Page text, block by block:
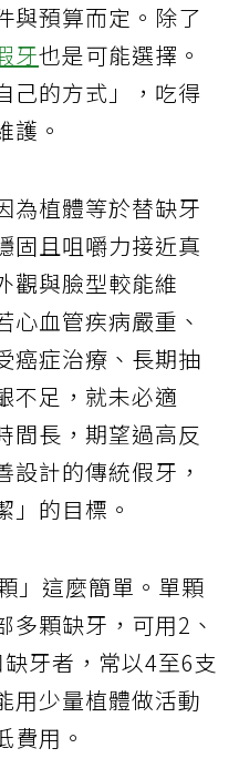
與預算而定。除了
牙也是可能選擇。
己的方式」，吃得
護。
為植體等於替缺牙
固且咀嚼力接近真
觀與臉型較能維
心血管疾病嚴重、
癌症治療、長期抽
不足，就未必適
間長，期望過高反
設計的傳統假牙，
」的目標。
」這麼簡單。單顆
多顆缺牙，可用2、
牙者，常以4至6支
用少量植體做活動
費用。